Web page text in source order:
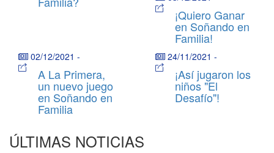
¡Quiero Ganar
en Soñando en
Familia!
02/12/2021 -
A La Primera,
un nuevo juego
en Soñando en
Familia
24/11/2021 -
¡Así jugaron los
niños "El
Desafío"!
ÚLTIMAS NOTICIAS